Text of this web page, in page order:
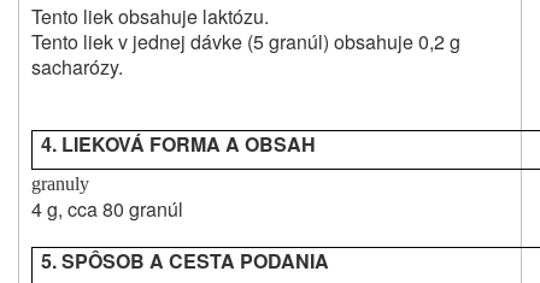
Tento liek obsahuje laktózu.
Tento liek v jednej dávke (5 granúl) obsahuje 0,2 g
sacharózy.
4. LIEKOVÁ FORMA A OBSAH
granuly
4 g, cca 80 granúl
5. SPÔSOB A CESTA PODANIA